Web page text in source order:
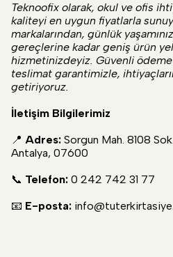
Teknoofix olarak, okul ve ofis
kaliteyi en uygun fiyatlarla
markalarından, günlük
gereçlerine kadar geniş ürün
hizmetinizdeyiz. Güvenli ödeme
teslimat garantimizle,
getiriyoruz.
İletişim Bilgilerimiz
📍 Adres: Sorgun Mah. 8108
Antalya, 07600
📞 Telefon: 0 242 742 31 77
📧 E-posta: